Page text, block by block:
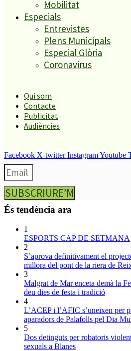
Mobilitat
Especials
Entrevistes
Plens Municipals
Especial Glòria
Coronavirus
Qui som
Contacte
Publicitat
Audiències
Facebook X-twitter InstagramYoutube
proposta del nou pressupost
preveu la construcció de
municipal; un itinerari
millorar el vestíbul del
El ple de pressupostos de
aquest dijous 19 de desembre
A partir d’ara no et
els titulars al
SUBSCRIURE’M
És tendència ara
1
ESPORTS CAP DE SETMANA
2
S’aprova definitivament el
millora del pont de la riera de
3
Malgrat de Mar enceta demà la
deu dies de festa i tradició
4
L’ACEP i l’AFIC s’uneixen per
aparadors de Palafolls pel Dia
5
Dos detinguts per robatoris
sexuals a Blanes